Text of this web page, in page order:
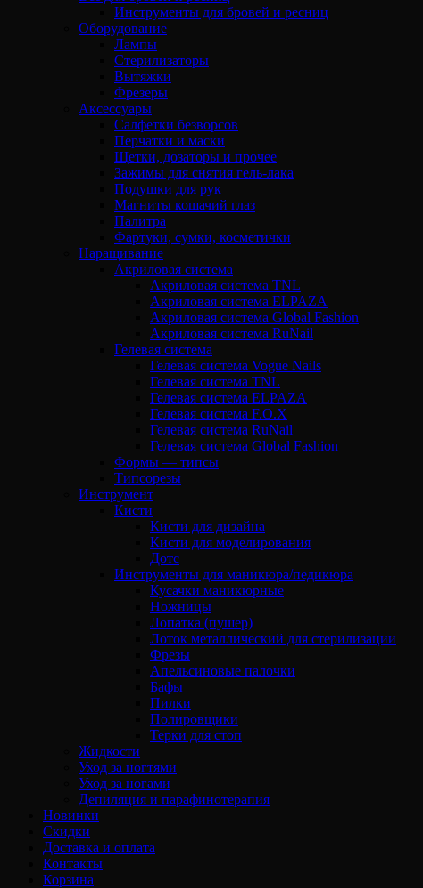
Инструменты для бровей и ресниц
Оборудование
Лампы
Стерилизаторы
Вытяжки
Фрезеры
Аксессуары
Салфетки безворсов
Перчатки и маски
Щетки, дозаторы и прочее
Зажимы для снятия гель-лака
Подушки для рук
Магниты кошачий глаз
Палитра
Фартуки, сумки, косметички
Наращивание
Акриловая система
Акриловая система TNL
Акриловая система ELPAZA
Акриловая система Global Fashion
Акриловая система RuNail
Гелевая система
Гелевая система Vogue Nails
Гелевая система TNL
Гелевая система ELPAZA
Гелевая система F.O.X
Гелевая система RuNail
Гелевая система Global Fashion
Формы — типсы
Типсорезы
Инструмент
Кисти
Кисти для дизайна
Кисти для моделирования
Дотс
Инструменты для маникюра/педикюра
Кусачки маникюрные
Ножницы
Лопатка (пушер)
Лоток металлический для стерилизации
Фрезы
Апельсиновые палочки
Бафы
Пилки
Полировщики
Терки для стоп
Жидкости
Уход за ногтями
Уход за ногами
Депиляция и парафинотерапия
Новинки
Скидки
Доставка и оплата
Контакты
Корзина